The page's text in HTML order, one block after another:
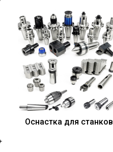
Оснастка для станков